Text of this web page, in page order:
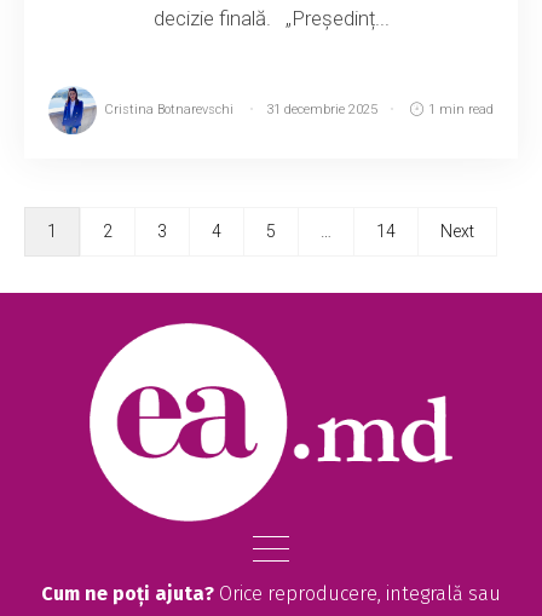
decizie finală. „Președinț...
Cristina Botnarevschi 31 decembrie 2025 1 min read
1 2 3 4 5 … 14 Next
Cum ne poți ajuta? Orice reproducere, integrală sau